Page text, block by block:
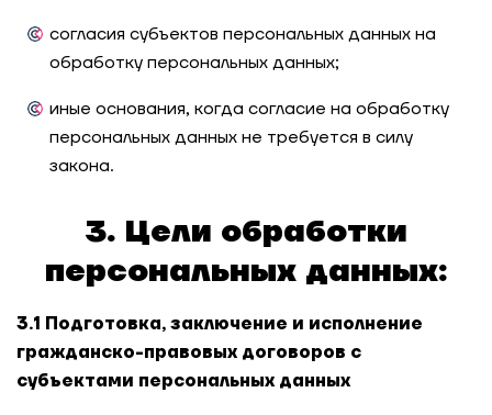
согласия субъектов персональных данных на
обработку персональных данных;
иные основания, когда согласие на обработку
персональных данных не требуется в силу
закона.
3. Цели обработки
персональных данных:
3.1 Подготовка, заключение и исполнение
гражданско-правовых договоров с
субъектами персональных данных